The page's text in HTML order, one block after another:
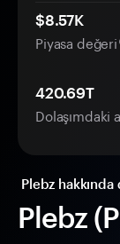
Plebz
$8.57K
Piyasa değeri
420.69T
Dolaşımdaki
Plebz